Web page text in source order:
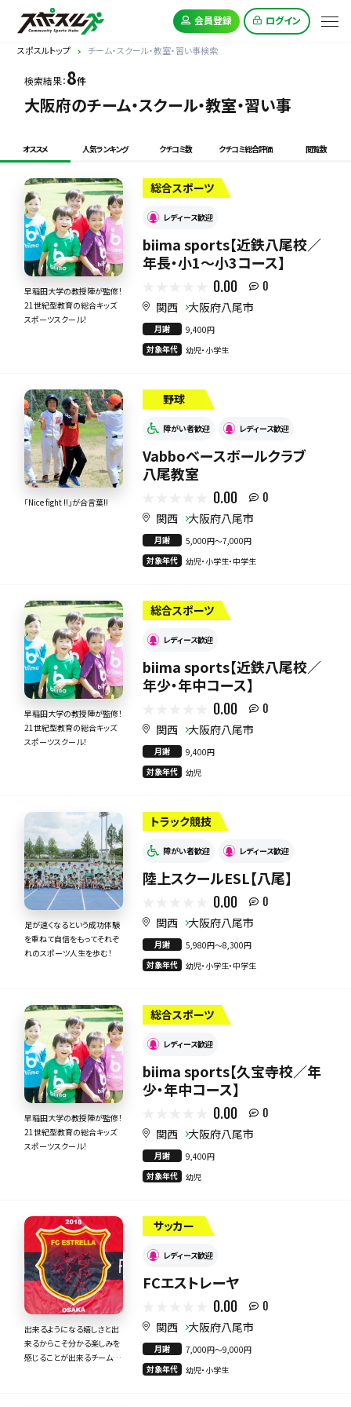
会員登録 ログイン
スポスルトップ チーム・スクール・教室・習い事検索
検索結果：8件
大阪府のチーム・スクール・教室・習い事
オススメ 人気ランキング クチコミ数 クチコミ総合評価 閲覧数
早稲田大学の教授陣が監修！
21世紀型教育の総合キッズ
スポーツスクール！
総合スポーツ
レディース歓迎
biima sports【近鉄八尾校／
年長・小1〜小3コース】
0.00 0
関西 大阪府八尾市
月謝
9,400円
対象年代
幼児・小学生
「Nice fight !!」が合言葉!!
野球
障がい者歓迎 レディース歓迎
Vabboベースボールクラブ
八尾教室
0.00 0
関西 大阪府八尾市
月謝
5,000円〜7,000円
対象年代
幼児・小学生・中学生
早稲田大学の教授陣が監修！
21世紀型教育の総合キッズ
スポーツスクール！
総合スポーツ
レディース歓迎
biima sports【近鉄八尾校／
年少・年中コース】
0.00 0
関西 大阪府八尾市
月謝
9,400円
対象年代
幼児
足が速くなるという成功体験
を重ねて自信をもってそれぞ
れのスポーツ人生を歩む！
トラック競技
障がい者歓迎 レディース歓迎
陸上スクールESL【八尾】
0.00 0
関西 大阪府八尾市
月謝
5,980円〜8,300円
対象年代
幼児・小学生・中学生
早稲田大学の教授陣が監修！
21世紀型教育の総合キッズ
スポーツスクール！
総合スポーツ
レディース歓迎
biima sports【久宝寺校／年
少・年中コース】
0.00 0
関西 大阪府八尾市
月謝
9,400円
対象年代
幼児
出来るようになる嬉しさと出
来るからこそ分かる楽しみを
感じることが出来るチームで
サッカー
レディース歓迎
FCエストレーヤ
0.00 0
関西 大阪府八尾市
月謝
7,000円〜9,000円
対象年代
幼児・小学生